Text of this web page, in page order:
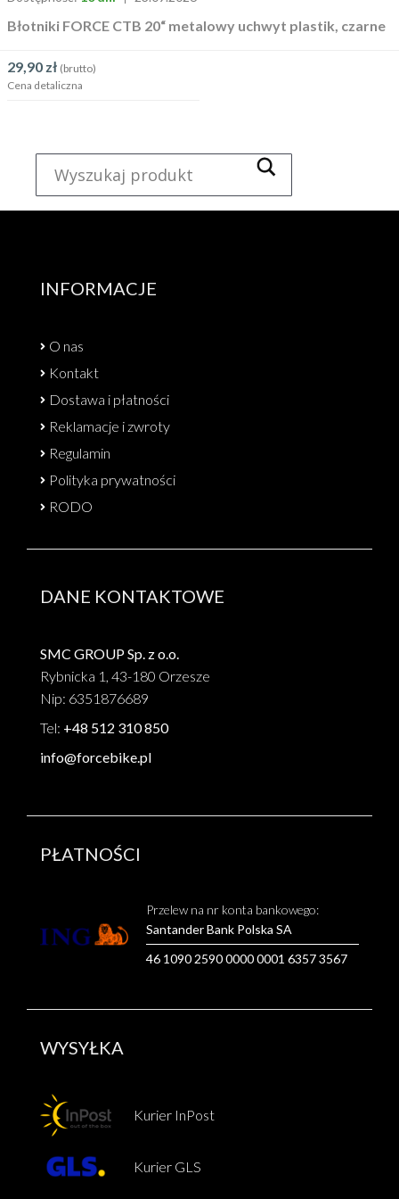
Błotniki FORCE CTB 20“ metalowy uchwyt plastik, czarne
29,90 zł (brutto)
Cena detaliczna
INFORMACJE
O nas
Kontakt
Dostawa i płatności
Reklamacje i zwroty
Regulamin
Polityka prywatności
RODO
DANE KONTAKTOWE
SMC GROUP Sp. z o.o.
Rybnicka 1, 43-180 Orzesze
Nip: 6351876689
Tel: +48 512 310 850
info@forcebike.pl
PŁATNOŚCI
Przelew na nr konta bankowego:
Santander Bank Polska SA
46 1090 2590 0000 0001 6357 3567
WYSYŁKA
Kurier InPost
Kurier GLS